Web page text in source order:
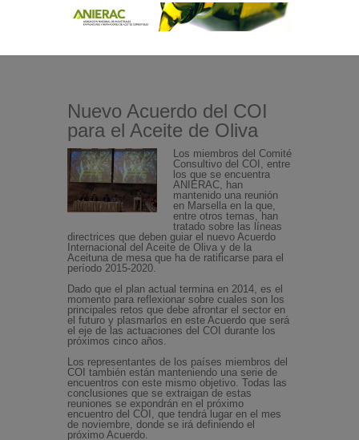
Nuevo Acuerdo del COI
para el Aceite de Oliva
Los miembros del Comité
Consultivo del COI, entre
los que se encuentra
ANIERAC, han
mantenido una reunión
en Marsella en la que,
entre otros temas, han
tratado sobre las líneas
directrices que deben guiar el nuevo Acuerdo
Internacional del Aceite de Oliva y de la
Aceituna de mesa que ha de ratificarse para el
período 2015-2020.
Dado que el plan actual termina en 2014, es el
momento para reflexionar sobre cuales son los
principales retos que debe afrontar el sector en
el futuro y plasmarlos en este Acuerdo que será
el eje de las actuaciones del COI durante los
próximos cinco años.
Los representantes de los países miembros del
COI también están manteniendo una serie de
encuentros con este mismo objetivo. Todas las
conclusiones que se extraigan de estas
reuniones se expondrán en el próximo
encuentro del COI, que tendrá lugar en el mes
de noviembre, donde se irá definiendo el
próximo Acuerdo.